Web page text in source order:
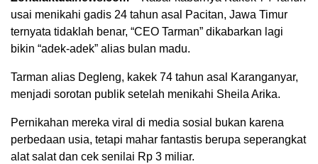
usai menikahi gadis 24 tahun asal Pacitan, Jawa Timur
ternyata tidaklah benar, “CEO Tarman” dikabarkan lagi
bikin “adek-adek” alias bulan madu.
Tarman alias Degleng, kakek 74 tahun asal Karanganyar,
menjadi sorotan publik setelah menikahi Sheila Arika.
Pernikahan mereka viral di media sosial bukan karena
perbedaan usia, tetapi mahar fantastis berupa seperangkat
alat salat dan cek senilai Rp 3 miliar.